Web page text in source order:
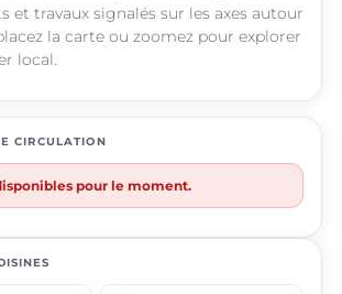
et travaux signalés sur les axes autour
la carte ou zoomez pour explorer
local.
CIRCULATION
pour le moment.